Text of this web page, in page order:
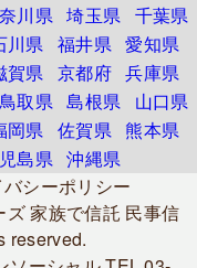
川県 埼玉県
千葉県
川県 福井県 愛知県
賀県 京都府 兵庫県
鳥取県 島根県
山口県
岡県 佐賀県
熊本県
島県 沖縄県
シーポリシー
家族で信託 民事信
reserved.